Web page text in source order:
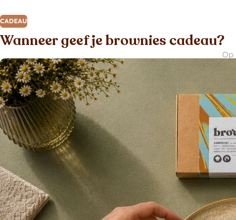
CADEAU
Wanneer geef je brownies cadeau?
Op